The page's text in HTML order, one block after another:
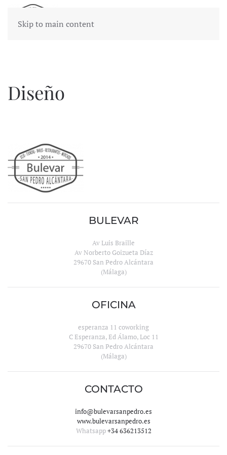
Skip to main content
Diseño
BULEVAR
Av Luis Braille
Av Norberto Goizueta Díaz
29670 San Pedro Alcántara
(Málaga)
OFICINA
esperanza 11 coworking
C Esperanza, Ed Álamo, Loc 11
29670 San Pedro Alcántara
(Málaga)
CONTACTO
info@bulevarsanpedro.es
www.bulevarsanpedro.es
Whatsapp+34 636213512